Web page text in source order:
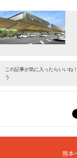
この記事が気に入ったらいいね
う
熊本